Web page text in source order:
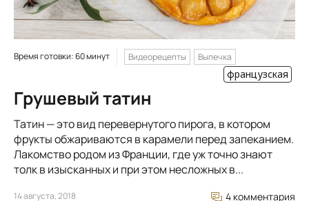
Время готовки: 60 минут Видеорецепты Выпечка
французская
Грушевый татин
Татин — это вид перевернутого пирога, в котором
фрукты обжариваются в карамели перед запеканием.
Лакомство родом из Франции, где уж точно знают
толк в изысканных и при этом несложных в...
14 августа, 2018 4 комментария